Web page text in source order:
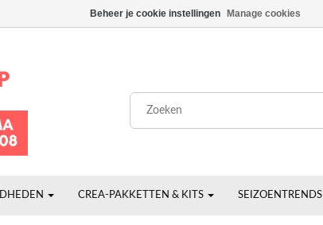
CREA-PAKKETTEN & KITS SEIZOENTRENDS
Beheer je cookie instellingen Manage cookies